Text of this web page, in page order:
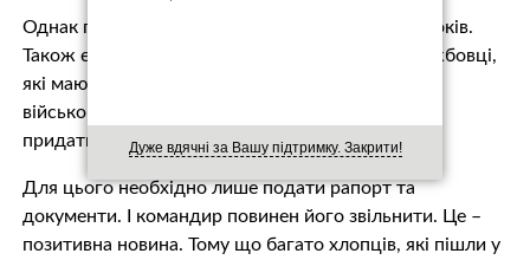
Дуже вдячні за Вашу підтримку. Закрити!
Однак перший контракт укладається на п’ять років.
Також є ще одна новація: діючий військовослужбовці,
які мають інвалідність, можуть звільнитися з
військової служби, навіть якщо ВЛК визнали їх
придатними.
Для цього необхідно лише подати рапорт та
документи. І командир повинен його звільнити. Це –
позитивна новина. Тому що багато хлопців, які пішли у